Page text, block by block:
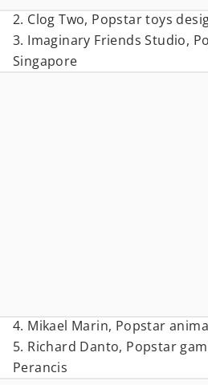
2. Clog Two, Popstar toys
3. Imaginary Friends Studio,
Singapore
4. Mikael Marin, Popstar
5. Richard Danto, Popstar
Perancis